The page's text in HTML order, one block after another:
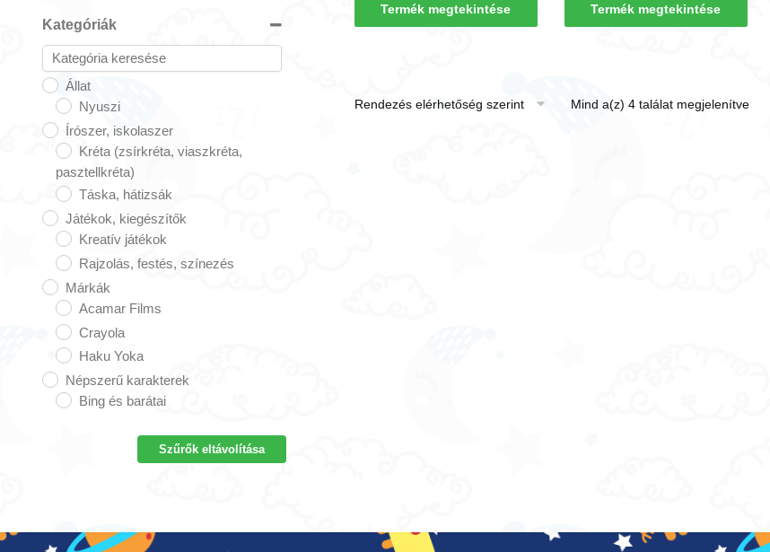
Termék megtekintése Termék megtekintése
Mind a(z) 4 találat megjelenítve
Kategóriák
Állat
Nyuszi
Írószer, iskolaszer
Kréta (zsírkréta, viaszkréta,
pasztellkréta)
Táska, hátizsák
Játékok, kiegészítők
Kreatív játékok
Rajzolás, festés, színezés
Márkák
Acamar Films
Crayola
Haku Yoka
Népszerű karakterek
Bing és barátai
Szűrők eltávolítása